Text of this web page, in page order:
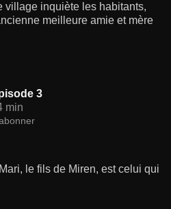
village inquiète les habitants,
meilleure amie et mère
3
min
le fils de Miren, est celui qui